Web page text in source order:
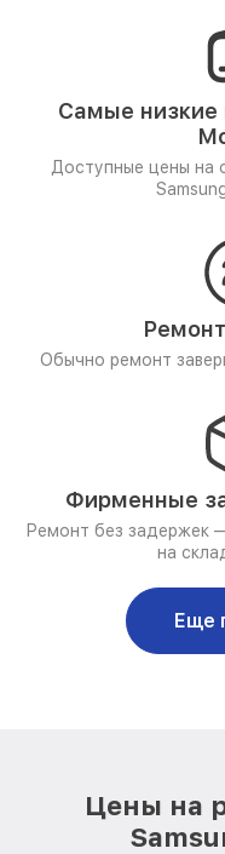
Самые низкие
Доступные цены на
Обычно ремонт
Фирменные
Ремонт без задержек
на
Еще
Цены на